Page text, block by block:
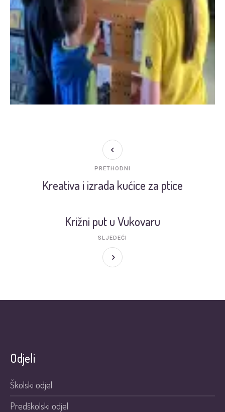
Kreativa i izrada kućice za ptice
PRETHODNI
Križni put u Vukovaru
SLJEDEĆI
Odjeli
Školski odjel
Predškolski odjel